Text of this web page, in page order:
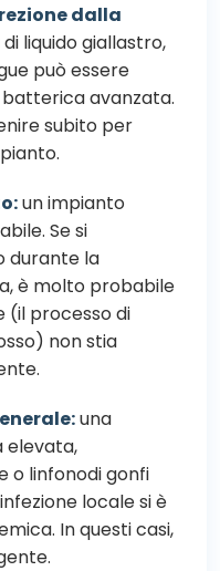
dalla
liquido giallastro,
può essere
batterica avanzata.
subito per
un impianto
Se si
durante la
è molto probabile
(il processo di
non stia
una
o linfonodi gonfi
locale si è
In questi casi,